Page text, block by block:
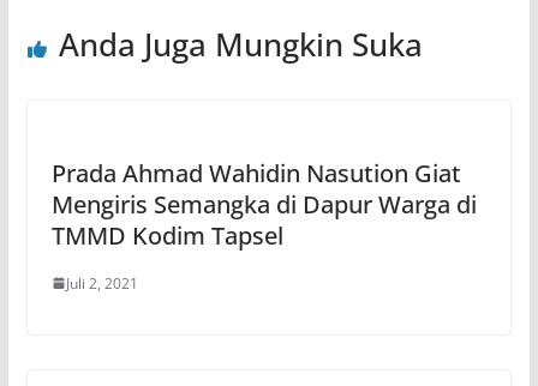
Anda Juga Mungkin Suka
Prada Ahmad Wahidin Nasution Giat
Mengiris Semangka di Dapur Warga di
TMMD Kodim Tapsel
Juli 2, 2021